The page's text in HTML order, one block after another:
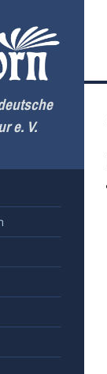
e. V.